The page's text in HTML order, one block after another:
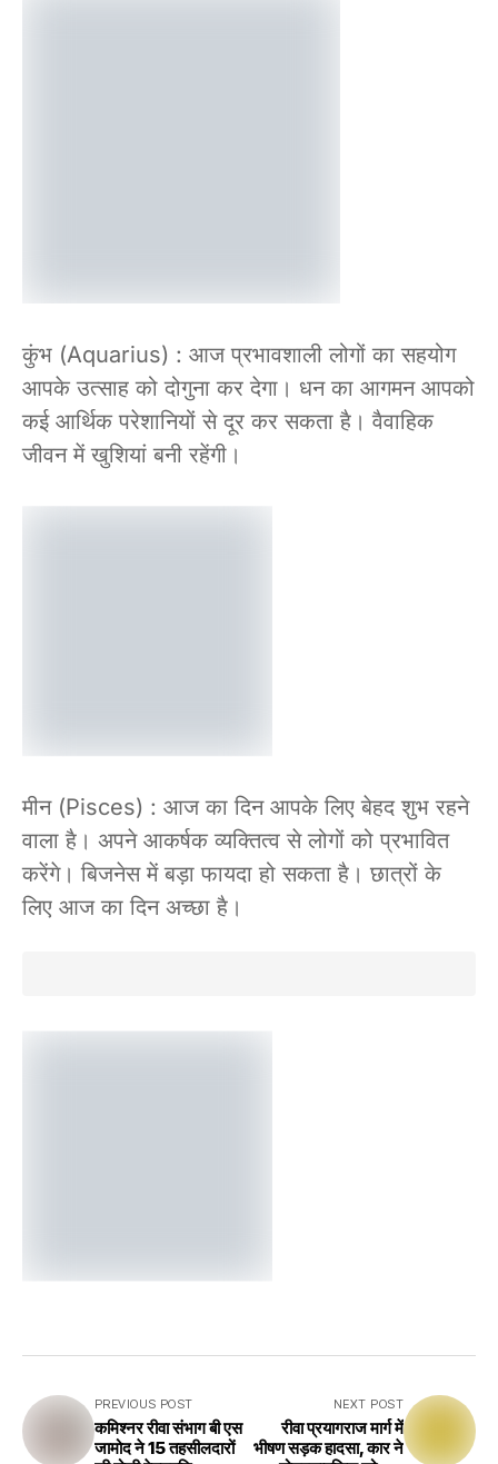
कुंभ (Aquarius) : आज प्रभावशाली लोगों का सहयोग
आपके उत्साह को दोगुना कर देगा। धन का आगमन आपको
कई आर्थिक परेशानियों से दूर कर सकता है। वैवाहिक
जीवन में खुशियां बनी रहेंगी।
मीन (Pisces) : आज का दिन आपके लिए बेहद शुभ रहने
वाला है। अपने आकर्षक व्यक्तित्व से लोगों को प्रभावित
करेंगे। बिजनेस में बड़ा फायदा हो सकता है। छात्रों के
लिए आज का दिन अच्छा है।
PREVIOUS POST
कमिश्नर रीवा संभाग बी एस
जामोद ने 15 तहसीलदारों
NEXT POST
रीवा प्रयागराज मार्ग में
भीषण सड़क हादसा, कार ने